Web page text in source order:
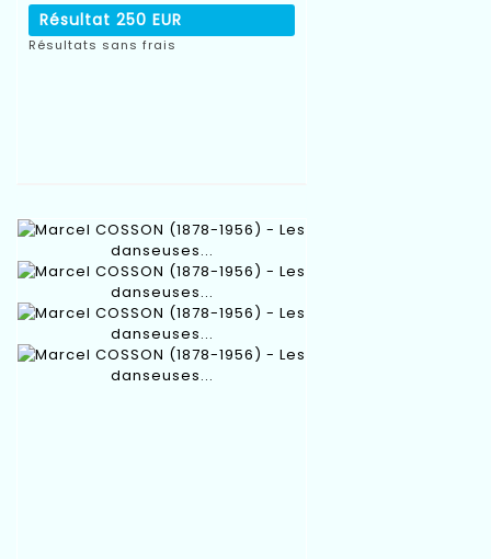
Résultat 250 EUR
Résultats sans frais